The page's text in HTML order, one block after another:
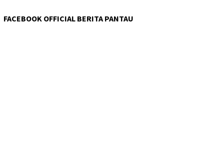
FACEBOOK OFFICIAL BERITA PANTAU